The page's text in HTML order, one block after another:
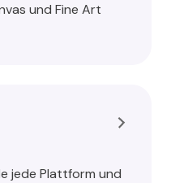
und Fine Art
jede Plattform und